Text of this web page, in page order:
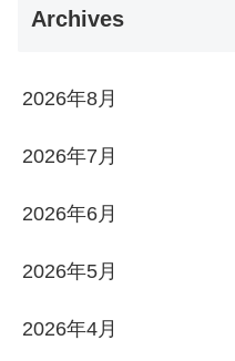
Archives
2026年8月
2026年7月
2026年6月
2026年5月
2026年4月